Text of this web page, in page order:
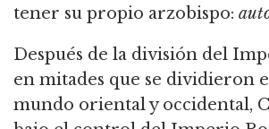
tener su propio arzobispo:
Después de la división del
en mitades que se dividieron
mundo oriental y occidental,